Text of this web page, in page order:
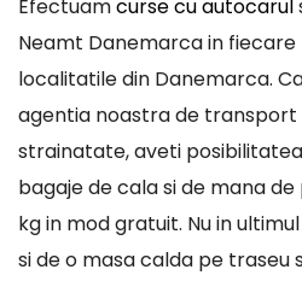
Efectuamcurse cu autocarul
Neamt Danemarca in
localitatile din Danemarca.
agentia noastra de transport
strainatate, aveti
bagaje de cala si de mana
kg in mod gratuit. Nu in
si de o masa calda pe traseu